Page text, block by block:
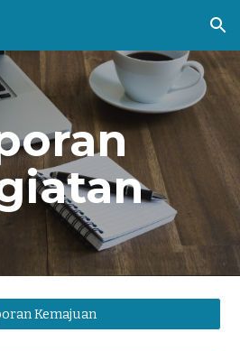
Skip to navigation
Kemajuan